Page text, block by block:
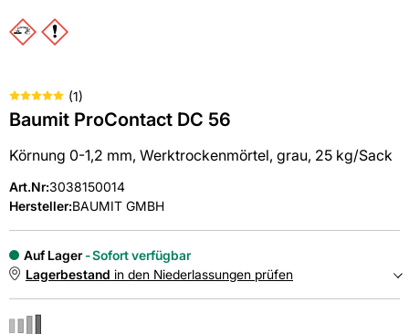
(1)
Baumit ProContact DC 56
Körnung 0-1,2 mm, Werktrockenmörtel, grau, 25 kg/Sack
Art.Nr:3038150014
Hersteller:BAUMIT GMBH
Auf Lager
Sofort verfügbar
Lagerbestand in den Niederlassungen prüfen